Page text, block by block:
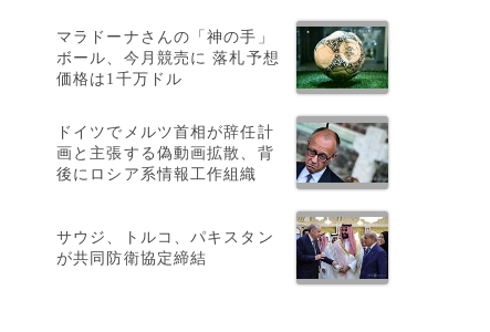
マラドーナさんの「神の手」
ボール、今月競売に 落札予想
価格は1千万ドル
ドイツでメルツ首相が辞任計
画と主張する偽動画拡散、背
後にロシア系情報工作組織
サウジ、トルコ、パキスタン
が共同防衛協定締結